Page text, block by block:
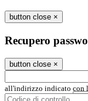
button close ×
Recupero
button close ×
all'indirizzo indicato con